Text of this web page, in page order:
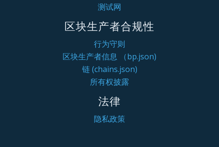
测试网
区块生产者合规性
行为守则
区块生产者信息 （bp.json)
链 (chains.json)
所有权披露
法律
隐私政策